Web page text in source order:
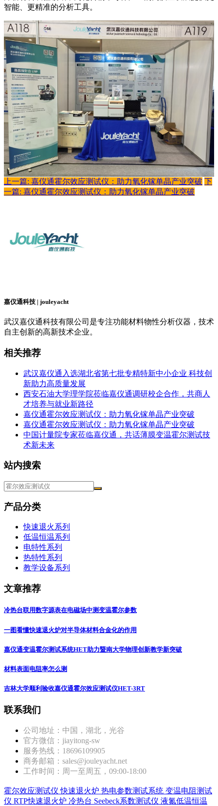
智能、更精准的分析工具。
上一篇: 嘉仪通霍尔效应测试仪：助力氧化镓单晶产业突破 下
一篇: 嘉仪通霍尔效应测试仪：助力氧化镓单晶产业突破
嘉仪通科技 | jouleyacht
武汉嘉仪通科技有限公司是专注功能材料物性分析仪器，技术
自主创新的高新技术企业。
相关推荐
武汉嘉仪通入选湖北省第七批专精特新中小企业 科技创
新助力高质量发展
‌西安石油大学理学院莅临嘉仪通调研校企合作，共商人
才培养与就业新路径
嘉仪通霍尔效应测试仪：助力氧化镓单晶产业突破
嘉仪通霍尔效应测试仪：助力氧化镓单晶产业突破
中国计量院专家莅临嘉仪通，共话薄膜变温霍尔测试技
术新未来
站内搜索
产品分类
快速退火系列
低温恒温系列
电特性系列
热特性系列
教学设备系列
文章推荐
冷热台联用数字源表在电磁场中测变温霍尔参数
一图看懂快速退火炉对半导体材料合金化的作用
嘉仪通变温霍尔测试系统HET助力暨南大学物理创新教学新突破
材料表面电阻率怎么测
吉林大学顺利验收嘉仪通霍尔效应测试仪HET-3RT
联系我们
公司地址：中国，湖北，光谷
官方微信：jiayitong-sw
服务热线：18696109905
商务邮箱：sales@jouleyacht.net
工作时间：周一至周五，09:00-18:00
霍尔效应测试仪快速退火炉 热电参数测试系统 变温电阻测试
仪 RTP快速退火炉 冷热台 Seebeck系数测试仪 液氮低温恒温